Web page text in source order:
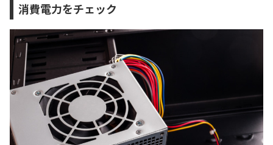
消費電力をチェック